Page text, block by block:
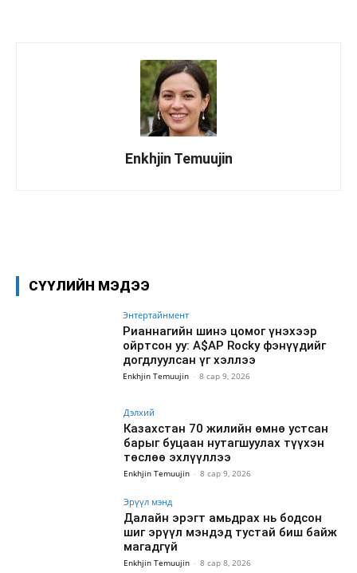
Enkhjin Temuujin
СҮҮЛИЙН МЭДЭЭ
Энтертайнмент
Рианнагийн шинэ цомог үнэхээр
ойртсон уу: A$AP Rocky фэнүүдийг
догдлуулсан үг хэллээ
Enkhjin Temuujin - 8 сар 9, 2026
Дэлхий
Казахстан 70 жилийн өмнө устсан
барыг буцаан нутагшуулах түүхэн
төслөө эхлүүллээ
Enkhjin Temuujin - 8 сар 9, 2026
Эрүүл мэнд
Далайн эрэгт амьдрах нь бодсон
шиг эрүүл мэндэд тустай биш байж
магадгүй
Enkhjin Temuujin - 8 сар 8, 2026